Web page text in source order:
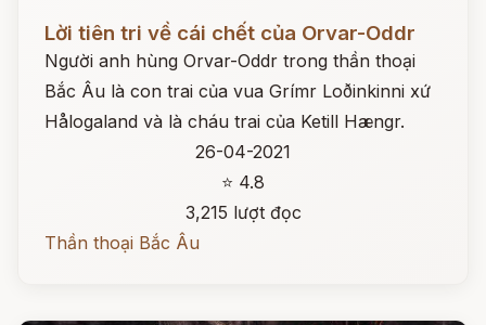
Lời tiên tri về cái chết của Orvar-Oddr
Người anh hùng Orvar-Oddr trong thần thoại
Bắc Âu là con trai của vua Grímr Loðinkinni xứ
Hålogaland và là cháu trai của Ketill Hængr.
26-04-2021
⭐ 4.8
3,215 lượt đọc
Thần thoại Bắc Âu